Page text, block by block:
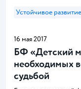
Устойчивое развитие
16 мая 2017
БФ «Детский
необходимых
судьбой